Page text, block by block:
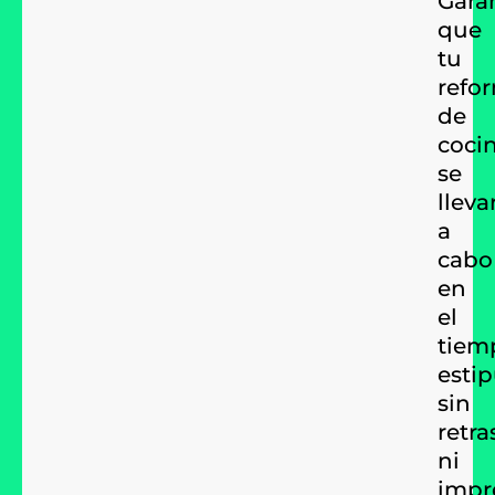
que
tu
de
se
a
cabo
en
el
sin
ni